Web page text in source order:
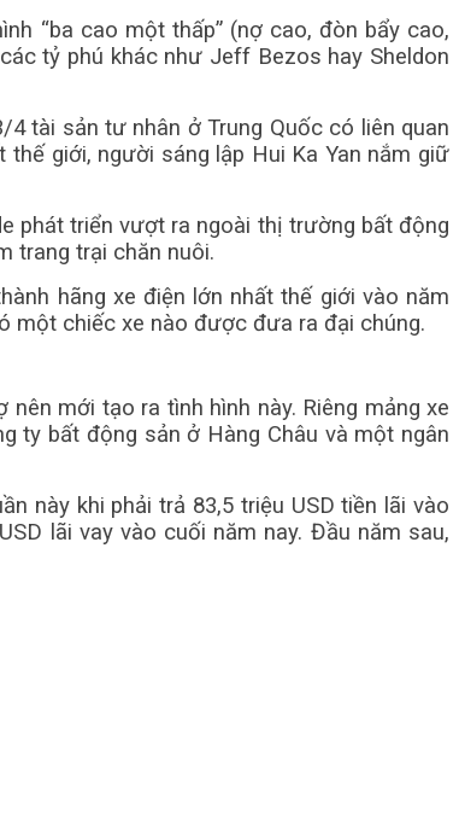
“ba cao một thấp” (nợ cao, đòn bẩy cao,
tỷ phú khác như Jeff Bezos hay Sheldon
4 tài sản tư nhân ở Trung Quốc có liên quan
giới, người sáng lập Hui Ka Yan nắm giữ
phát triển vượt ra ngoài thị trường bất động
trang trại chăn nuôi.
hãng xe điện lớn nhất thế giới vào năm
một chiếc xe nào được đưa ra đại chúng.
mới tạo ra tình hình này. Riêng mảng xe
ty bất động sản ở Hàng Châu và một ngân
này khi phải trả 83,5 triệu USD tiền lãi vào
lãi vay vào cuối năm nay. Đầu năm sau,